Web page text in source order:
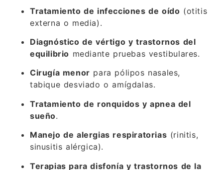
Tratamiento de infecciones de oído (otitis
externa o media).
Diagnóstico de vértigo y trastornos del
equilibrio mediante pruebas vestibulares.
Cirugía menor para pólipos nasales,
tabique desviado o amígdalas.
Tratamiento de ronquidos y apnea del
sueño.
Manejo de alergias respiratorias (rinitis,
sinusitis alérgica).
Terapias para disfonía y trastornos de la